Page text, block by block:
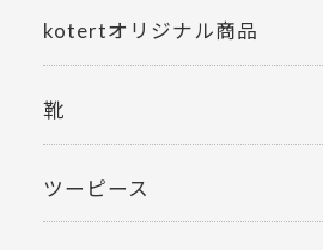
kotertオリジナル商品
靴
ツーピース